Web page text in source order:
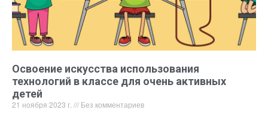
Освоение искусства использования
технологий в классе для очень активных
детей
21 ноября 2023 г. Без комментариев